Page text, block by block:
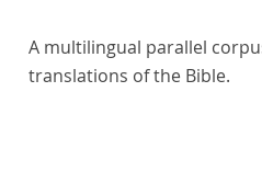
A multilingual parallel
translations of the Bible.